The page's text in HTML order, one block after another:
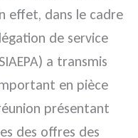
effet, dans le cadre
de service
a transmis
en pièce
présentant
des offres des